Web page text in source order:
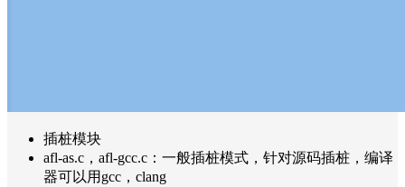
插桩模块
afl-as.c，afl-gcc.c：一般插桩模式，针对源码插桩，编译
器可以用gcc，clang